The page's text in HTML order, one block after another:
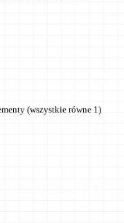
(wszystkie równe 1)